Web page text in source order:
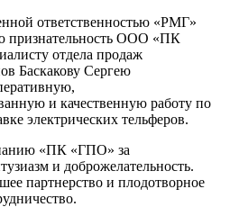
ответственностью «РМГ»
признательность ООО «ПК
отдела продаж
Баскакову Сергею
и качественную работу по
электрических тельферов.
«ПК «ГПО» за
и доброжелательность.
партнерство и плодотворное